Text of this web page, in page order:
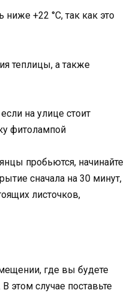
+22 °C, так как это
теплицы, а также
на улице стоит
фитолампой
пробьются, начинайте
сначала на 30 минут,
листочков,
где вы будете
этом случае поставьте